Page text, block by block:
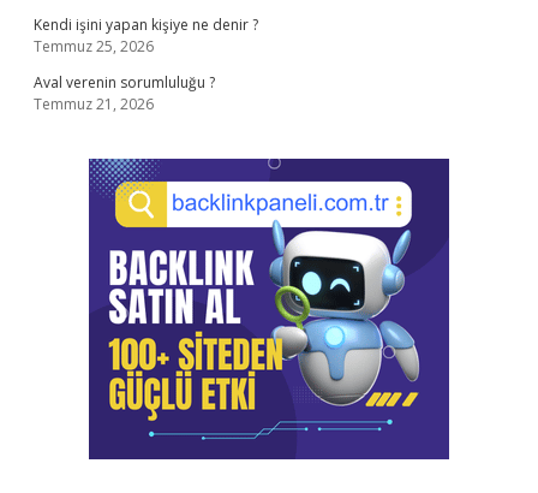
Kendi işini yapan kişiye ne denir ?
Temmuz 25, 2026
Aval verenin sorumluluğu ?
Temmuz 21, 2026